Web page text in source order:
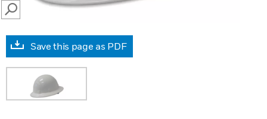
SEARCH
Save this page as PDF